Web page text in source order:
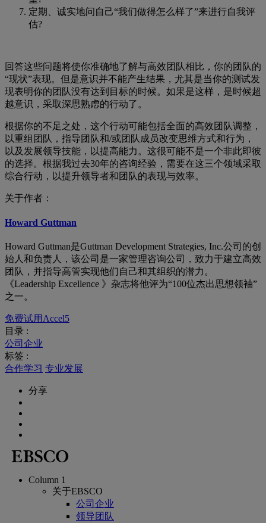
定期、诚实地问自己“我们做得怎么样了”来进行自我评
估?
回答这些问题将使你准确地了解与高效团队相比，你的团队的
“现状”表现。但是意识并不能产生结果，尤其是当你的测试发
现表明你的团队没有达到目标的时候。如果是这样，是时候超
越意识，采取深思熟虑的行动了。
根据你的不足之处，这个行动可能包括全面的高效团队调整，
以重组团队，指导团队和/或团队成员改变思维方式和行为，
以及发展领导技能，以提高能力。这很可能不是一个非此即彼
的选择。根据我过去30年的咨询经验，需要在这三个领域采取
综合行动，以提升领导者和团队的表现与效率。
关于作者：
Howard Guttman
Howard Guttman是Guttman Development Strategies, Inc.公司的创
始人和负责人，该公司是一家管理咨询公司，致力于建立高效
团队，并指导高管实现他们自己和其组织的潜力。
《Leadership Excellence 》杂志将他评为“100位杰出思想领袖”
之一。
免费试用Accel5
目录 :
公司企业
标签 :
合作学习 专业发展
分享
Column 1
关于EBSCO
公司企业
领导团队